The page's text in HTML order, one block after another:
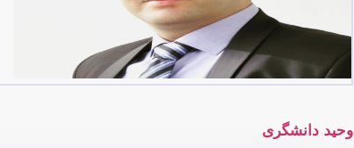
وحید دانشگری